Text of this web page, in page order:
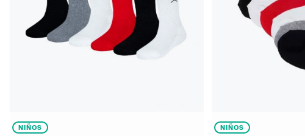
NIÑOS NIÑOS